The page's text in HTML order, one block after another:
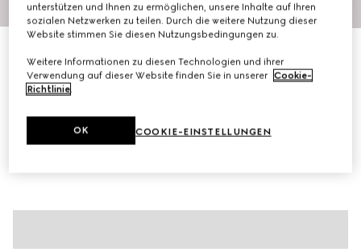
€ 690
Variantenschwarz
unterstützen und Ihnen zu ermöglichen, unsere Inhalte auf Ihren
sozialen Netzwerken zu teilen. Durch die weitere Nutzung dieser
Website stimmen Sie diesen Nutzungsbedingungen zu.
Weitere Informationen zu diesen Technologien und ihrer
Verwendung auf dieser Website finden Sie in unserer Cookie-
Richtlinie.
COOKIE-EINSTELLUNGEN
OK